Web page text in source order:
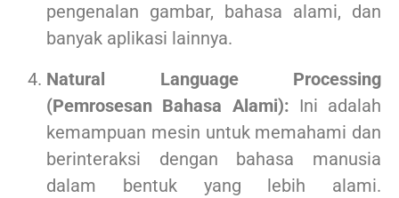
pengenalan gambar, bahasa alami, dan
banyak aplikasi lainnya.
Natural Language Processing
(Pemrosesan Bahasa Alami): Ini adalah
kemampuan mesin untuk memahami dan
berinteraksi dengan bahasa manusia
dalam bentuk yang lebih alami.